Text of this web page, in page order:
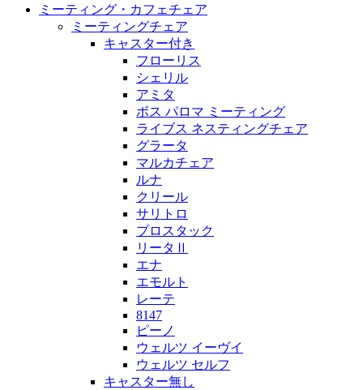
ミーティング・カフェチェア
ミーティングチェア
キャスター付き
フローリス
シェリル
アミタ
ボス パロマ ミーティング
ライブス ネスティングチェア
グラータ
マルカチェア
ルナ
クリール
サリトロ
プロスタック
リータⅡ
エナ
エモルト
レーテ
8147
ピーノ
ウェルツ イーヴイ
ウェルツ セルフ
キャスター無し